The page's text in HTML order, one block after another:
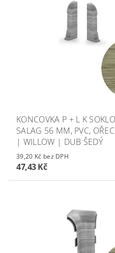
KONCOVKA P + L K
SALAG 56 MM, PVC,
| WILLOW | DUB ŠEDÝ
39,20 Kč bez DPH
47,43 Kč